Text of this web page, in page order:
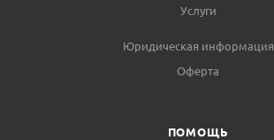
Услуги
Юридическая информация
Оферта
ПОМОЩЬ